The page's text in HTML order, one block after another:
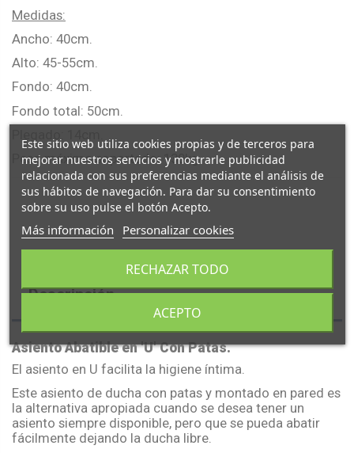
Medidas:
Ancho: 40cm.
Alto: 45-55cm.
Fondo: 40cm.
Fondo total: 50cm.
Peso máximo soportado: 130kg.
Descripción
Asiento Abatible en 'U' Con Patas.
El asiento en U facilita la higiene íntima.
Este asiento de ducha con patas y montado en pared es
la alternativa apropiada cuando se desea tener un
asiento siempre disponible, pero que se pueda abatir
fácilmente dejando la ducha libre.
Este sitio web utiliza cookies propias y de terceros para
mejorar nuestros servicios y mostrarle publicidad
relacionada con sus preferencias mediante el análisis de
sus hábitos de navegación. Para dar su consentimiento
sobre su uso pulse el botón Acepto.
Más información Personalizar cookies
RECHAZAR TODO
ACEPTO